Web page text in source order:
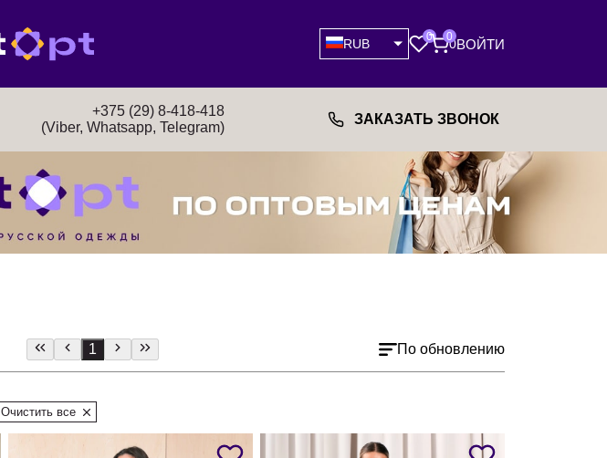
RUB
0 0
0ВОЙТИ
+375 (29) 8-418-418
(Viber, Whatsapp, Telegram)
ЗАКАЗАТЬ ЗВОНОК
По обновлению
1
Очистить все